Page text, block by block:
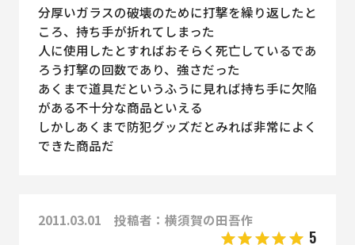
分厚いガラスの破壊のために打撃を繰り返したと
ころ、持ち手が折れてしまった
人に使用したとすればおそらく死亡しているであ
ろう打撃の回数であり、強さだった
あくまで道具だというふうに見れば持ち手に欠陥
がある不十分な商品といえる
しかしあくまで防犯グッズだとみれば非常によく
できた商品だ
2011.03.01 投稿者：横須賀の田吾作
5